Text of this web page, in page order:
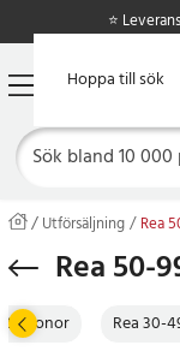
Hoppa till
Hoppa till sök
⭐
Utförsäljning Rea
Rea 50-
Kronor Rea 30-